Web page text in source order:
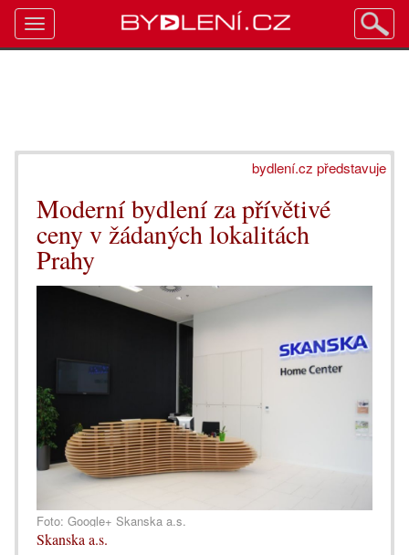
bydlení.cz představuje
Moderní bydlení za přívětivé
ceny v žádaných lokalitách
Prahy
Foto: Google+ Skanska a.s.
Skanska a.s.
Toggle
navigation